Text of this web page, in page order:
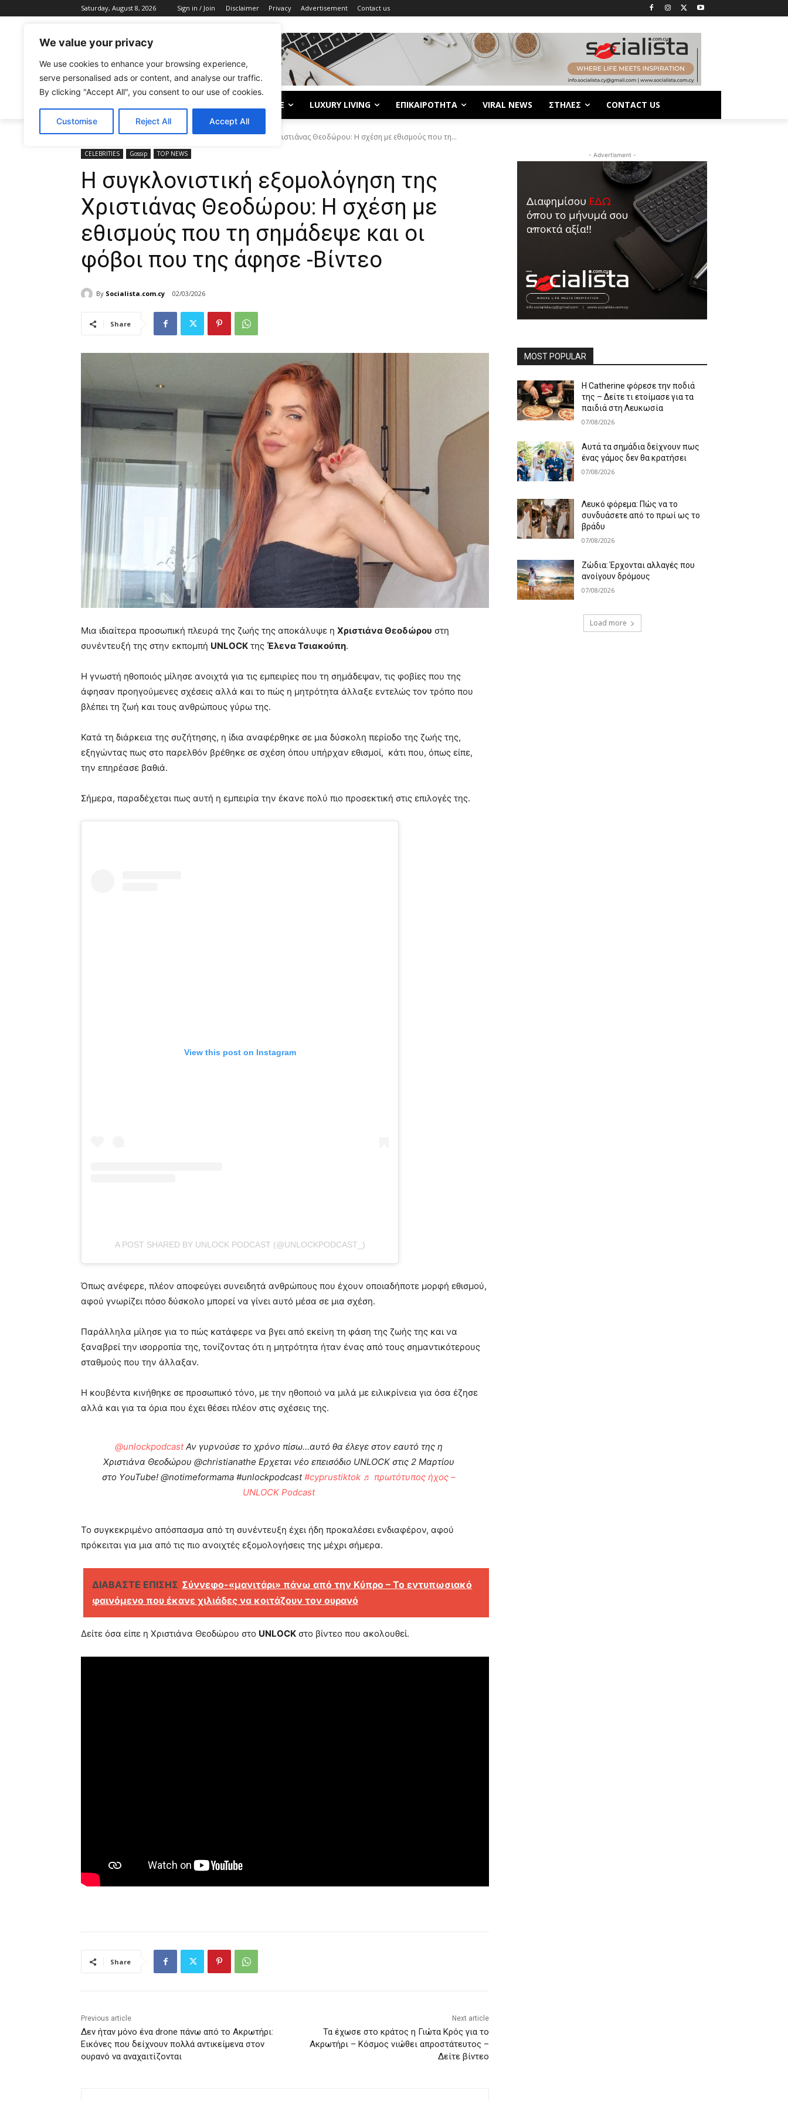
We value your privacy
We use cookies to enhance your browsing experience,
serve personalised ads or content, and analyse our traffic.
By clicking "Accept All", you consent to our use of cookies.
Customise Reject All Accept All
Saturday, August 8, 2026 Sign in / Join Disclaimer Privacy Advertisement Contact us
LIFE LUXURY LIVING ΕΠΙΚΑΙΡΟΤΗΤΑ VIRAL NEWS ΣΤΗΛΕΣ CONTACT US
Home CELEBRITIES Η συγκλονιστική εξομολόγηση της Χριστιάνας Θεοδώρου: Η σχέση με εθισμούς που τη...
CELEBRITIES Gossip TOP NEWS
Η συγκλονιστική εξομολόγηση της
Χριστιάνας Θεοδώρου: Η σχέση με
εθισμούς που τη σημάδεψε και οι
φόβοι που της άφησε -Βίντεο
By Socialista.com.cy 02/03/2026
Share
Μια ιδιαίτερα προσωπική πλευρά της ζωής της αποκάλυψε η Χριστιάνα Θεοδώρου στη
συνέντευξή της στην εκπομπή UNLOCK της Έλενα Τσιακούπη.
Η γνωστή ηθοποιός μίλησε ανοιχτά για τις εμπειρίες που τη σημάδεψαν, τις φοβίες που της
άφησαν προηγούμενες σχέσεις αλλά και το πώς η μητρότητα άλλαξε εντελώς τον τρόπο που
βλέπει τη ζωή και τους ανθρώπους γύρω της.
Κατά τη διάρκεια της συζήτησης, η ίδια αναφέρθηκε σε μια δύσκολη περίοδο της ζωής της,
εξηγώντας πως στο παρελθόν βρέθηκε σε σχέση όπου υπήρχαν εθισμοί, κάτι που, όπως είπε,
την επηρέασε βαθιά.
Σήμερα, παραδέχεται πως αυτή η εμπειρία την έκανε πολύ πιο προσεκτική στις επιλογές της.
View this post on Instagram
A POST SHARED BY UNLOCK PODCAST (@UNLOCKPODCAST_)
Όπως ανέφερε, πλέον αποφεύγει συνειδητά ανθρώπους που έχουν οποιαδήποτε μορφή εθισμού,
αφού γνωρίζει πόσο δύσκολο μπορεί να γίνει αυτό μέσα σε μια σχέση.
Παράλληλα μίλησε για το πώς κατάφερε να βγει από εκείνη τη φάση της ζωής της και να
ξαναβρεί την ισορροπία της, τονίζοντας ότι η μητρότητα ήταν ένας από τους σημαντικότερους
σταθμούς που την άλλαξαν.
Η κουβέντα κινήθηκε σε προσωπικό τόνο, με την ηθοποιό να μιλά με ειλικρίνεια για όσα έζησε
αλλά και για τα όρια που έχει θέσει πλέον στις σχέσεις της.
@unlockpodcastΑν γυρνούσε το χρόνο πίσω…αυτό θα έλεγε στον εαυτό της η
Χριστιάνα Θεοδώρου @christianathe Ερχεται νέο επεισόδιο UNLOCK στις 2 Μαρτίου
στο ΥouTube! @notimeformama #unlockpodcast#cyprustiktok ♬ πρωτότυπος ήχος –
UNLOCK Podcast
Το συγκεκριμένο απόσπασμα από τη συνέντευξη έχει ήδη προκαλέσει ενδιαφέρον, αφού
πρόκειται για μια από τις πιο ανοιχτές εξομολογήσεις της μέχρι σήμερα.
ΔΙΑΒΑΣΤΕ ΕΠΙΣΗΣ Σύννεφο-«μανιτάρι» πάνω από την Κύπρο – Το εντυπωσιακό
φαινόμενο που έκανε χιλιάδες να κοιτάζουν τον ουρανό
Δείτε όσα είπε η Χριστιάνα Θεοδώρου στο UNLOCK στο βίντεο που ακολουθεί.
Share
Previous article
Δεν ήταν μόνο ένα drone πάνω από το Ακρωτήρι:
Eικόνες που δείχνουν πολλά αντικείμενα στον
ουρανό να αναχαιτίζονται
Next article
Τα έχωσε στο κράτος η Γιώτα Κρός για το
Ακρωτήρι – Κόσμος νιώθει απροστάτευτος –
Δείτε βίντεο
- Advertisment -
MOST POPULAR
Η Catherine φόρεσε την ποδιά
της – Δείτε τι ετοίμασε για τα
παιδιά στη Λευκωσία
07/08/2026
Αυτά τα σημάδια δείχνουν πως
ένας γάμος δεν θα κρατήσει
07/08/2026
Λευκό φόρεμα: Πώς να το
συνδυάσετε από το πρωί ως το
βράδυ
07/08/2026
Ζώδια: Έρχονται αλλαγές που
ανοίγουν δρόμους
07/08/2026
Load more